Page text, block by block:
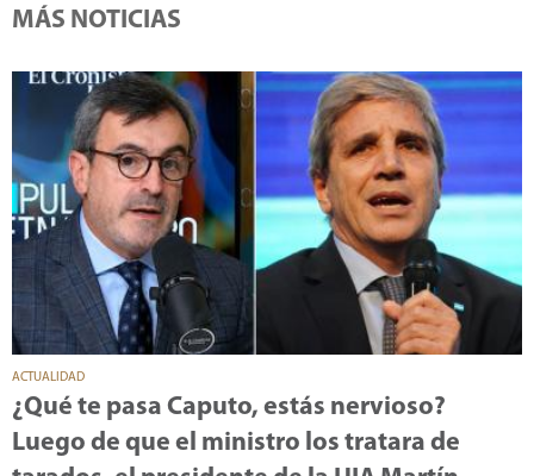
MÁS NOTICIAS
ACTUALIDAD
¿Qué te pasa Caputo, estás nervioso?
Luego de que el ministro los tratara de